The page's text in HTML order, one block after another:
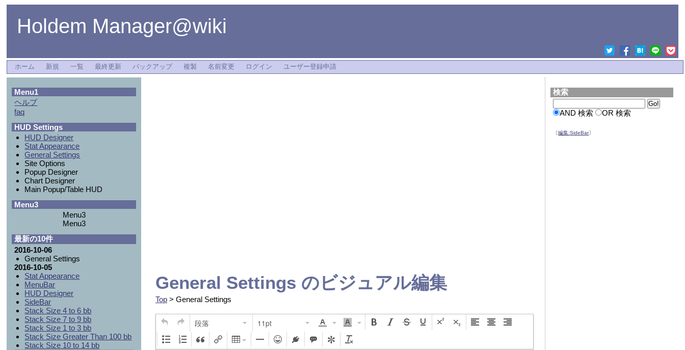
Holdem Manager@wiki
ホーム 新規 一覧 最終更新 バックアップ 複製 名前変更 ログイン ユーザー登録申請
General Settings のビジュアル編集
Top > General Settings
段落 11pt
検索
AND 検索 OR 検索
〔編集:SideBar〕
Menu1
ヘルプ
faq
HUD Settings
HUD Designer
Stat Appearance
General Settings
Site Options
Popup Designer
Chart Designer
Main Popup/Table HUD
Menu3
Menu3
Menu3
最新の10件
2016-10-06
General Settings
2016-10-05
Stat Appearance
MenuBar
HUD Designer
SideBar
Stack Size 4 to 6 bb
Stack Size 7 to 9 bb
Stack Size 1 to 3 bb
Stack Size Greater Than 100 bb
Stack Size 10 to 14 bb